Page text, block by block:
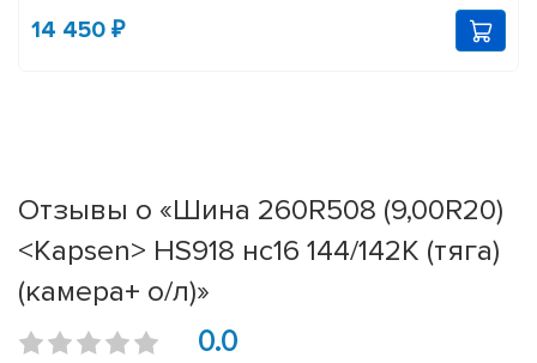
14 450 ₽
Отзывы о «Шина 260R508 (9,00R20)
<Kapsen> HS918 нс16 144/142K (тяга)
(камера+ о/л)»
0.0